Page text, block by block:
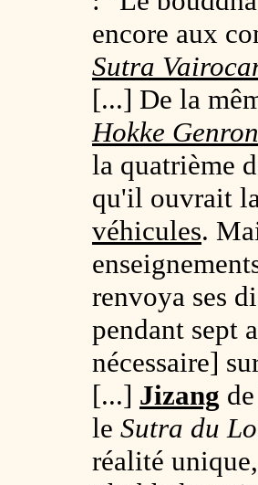
encore aux
Sutra
[...] De la
Hokke Genron
la quatrième
qu'il ouvrait
véhicules.
renvoya ses
pendant sept
nécessaire]
[...] Jizang
le Sutra du
réalité